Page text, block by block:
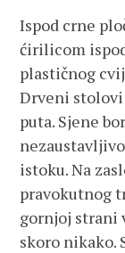
Ispod crne
ćirilicom
plastičnog
Drveni stolovi
puta. Sjene
istoku. Na
pravokutnog
gornjoj strani
skoro nikako.